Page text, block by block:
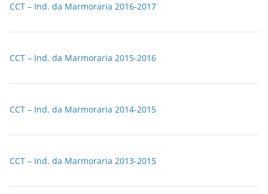
CCT – Ind. da Marmoraria 2016-2017
CCT – Ind. da Marmoraria 2015-2016
CCT – Ind. da Marmoraria 2014-2015
CCT – Ind. da Marmoraria 2013-2015